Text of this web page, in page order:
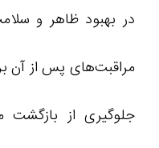
در بهبود ظاهر و
مراقبت‌های پس از آن
جلوگیری از بازگشت